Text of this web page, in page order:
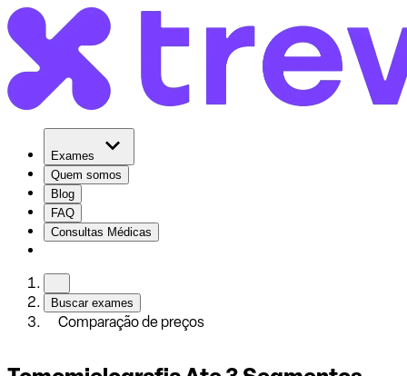
Exames
Quem somos
Blog
FAQ
Consultas Médicas
Buscar exames
Comparação de preços